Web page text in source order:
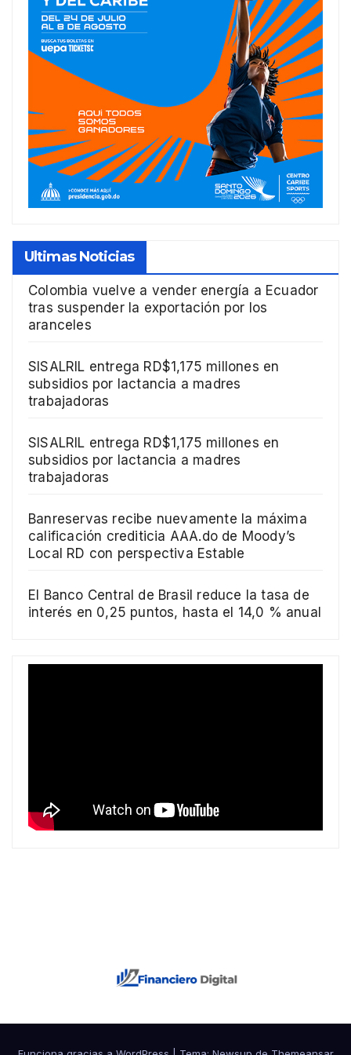
Ultimas Noticias
Colombia vuelve a vender energía a Ecuador
tras suspender la exportación por los
aranceles
SISALRIL entrega RD$1,175 millones en
subsidios por lactancia a madres
trabajadoras
SISALRIL entrega RD$1,175 millones en
subsidios por lactancia a madres
trabajadoras
Banreservas recibe nuevamente la máxima
calificación crediticia AAA.do de Moody’s
Local RD con perspectiva Estable
El Banco Central de Brasil reduce la tasa de
interés en 0,25 puntos, hasta el 14,0 % anual